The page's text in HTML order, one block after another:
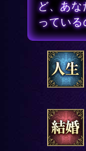
ど、あな
ってい